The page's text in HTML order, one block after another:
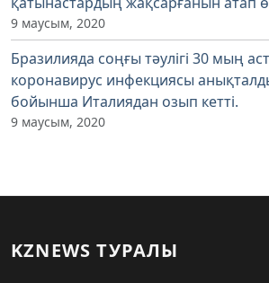
9 маусым, 2020
Бразилияда соңғы тәулігі 30 мың
коронавирус инфекциясы
бойынша Италиядан озып кетті.
9 маусым, 2020
KZNEWS ТУРАЛЫ